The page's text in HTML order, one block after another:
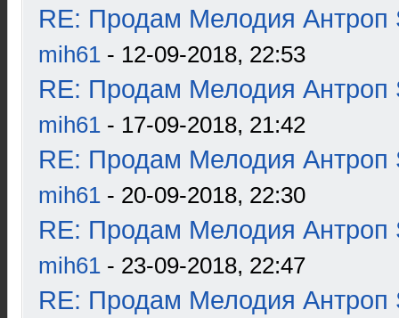
RE: Продам Мелодия Антроп
mih61 - 12-09-2018, 22:53
RE: Продам Мелодия Антроп
mih61 - 17-09-2018, 21:42
RE: Продам Мелодия Антроп
mih61 - 20-09-2018, 22:30
RE: Продам Мелодия Антроп
mih61 - 23-09-2018, 22:47
RE: Продам Мелодия Антроп